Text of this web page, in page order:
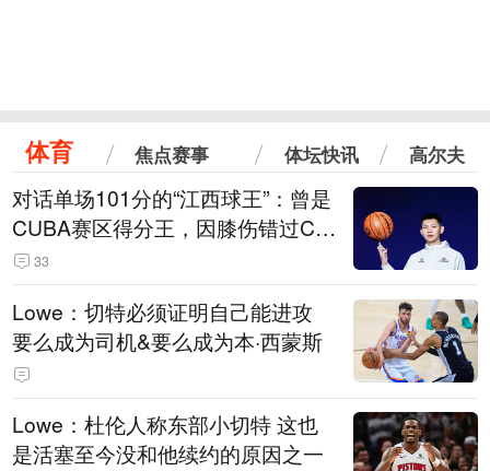
体育 焦点赛事 体坛快讯 高尔夫
对话单场101分的“江西球王”：曾是
CUBA赛区得分王，因膝伤错过CB
A选秀
33
Lowe：切特必须证明自己能进攻
要么成为司机&要么成为本·西蒙斯
Lowe：杜伦人称东部小切特 这也
是活塞至今没和他续约的原因之一